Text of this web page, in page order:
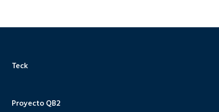
Teck
Proyecto QB2